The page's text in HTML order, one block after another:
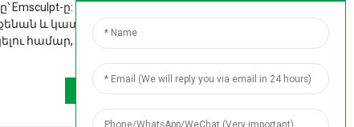
Emsculpt-ը: Այս մեքենաշինական
և կատարել է հազարավոր
համար, որն ավելի համահունչ է
Դիտել Մանրամասն